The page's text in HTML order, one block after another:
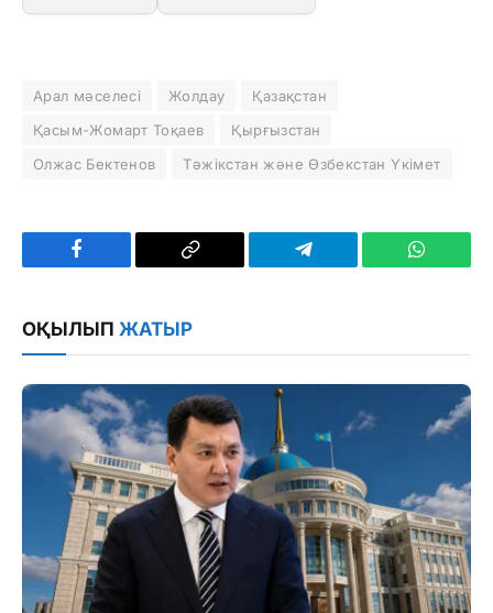
Арал мәселесі Жолдау
Қазақстан
Қасым-Жомарт Тоқаев
Қырғызстан
Олжас Бектенов
Тәжікстан және Өзбекстан Үкімет
Facebook
Copy
Telegram
ОҚЫЛЫП ЖАТЫР